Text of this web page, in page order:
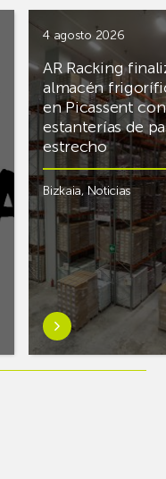
4 agosto 2026
AR Racking
almacén
en Picassent con
estanterías de
estrecho
Bizkaia,Noticias
Saber
más